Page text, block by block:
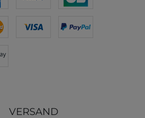
VERSAND